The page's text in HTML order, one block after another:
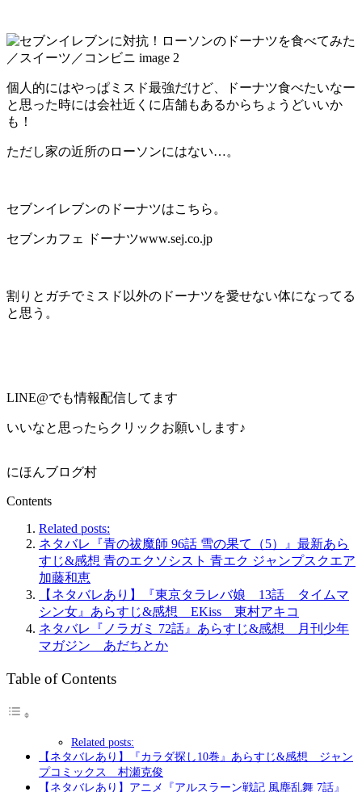
個人的にはやっぱミスド最強だけど、ドーナツ食べたいなー
と思った時には会社近くに店舗もあるからちょうどいいか
も！
ただし家の近所のローソンにはない…。
セブンイレブンのドーナツはこちら。
セブンカフェ ドーナツwww.sej.co.jp
割りとガチでミスド以外のドーナツを愛せない体になってる
と思う。
LINE@でも情報配信してます
いいなと思ったらクリックお願いします♪
にほんブログ村
Contents
Related posts:
ネタバレ『青の祓魔師 96話 雪の果て（5）』最新あら
すじ&感想 青のエクソシスト 青エク ジャンプスクエア
加藤和恵
【ネタバレあり】『東京タラレバ娘 13話 タイムマ
シン女』あらすじ&感想 EKiss 東村アキコ
ネタバレ『ノラガミ 72話』あらすじ&感想 月刊少年
マガジン あだちとか
Table of Contents
Related posts:
【ネタバレあり】『カラダ探し10巻』あらすじ&感想 ジャン
プコミックス 村瀬克俊
【ネタバレあり】アニメ『アルスラーン戦記 風塵乱舞 7話』